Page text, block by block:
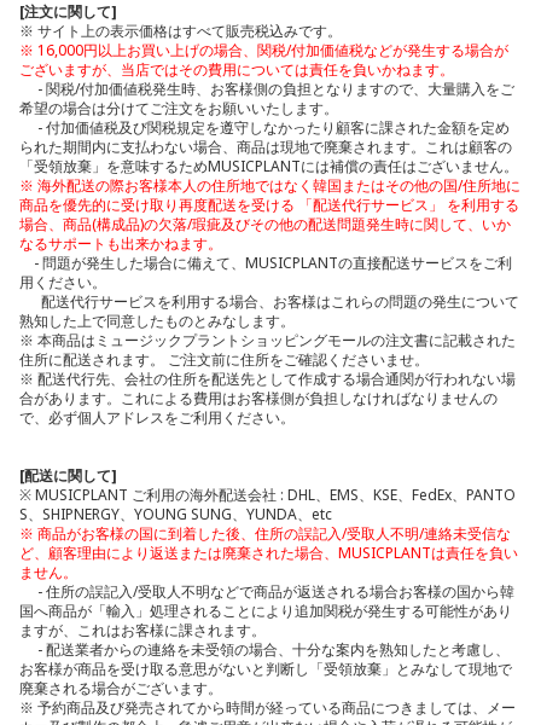
[注文に関して]
※ サイト上の表示価格はすべて販売税込みです。
※ 16,000円以上お買い上げの場合、関税/付加価値税などが発生する場合が
ございますが、当店ではその費用については責任を負いかねます。
- 関税/付加価値税発生時、お客様側の負担となりますので、大量購入をご
希望の場合は分けてご注文をお願いいたします。
- 付加価値税及び関税規定を遵守しなかったり顧客に課された金額を定め
られた期間内に支払わない場合、商品は現地で廃棄されます。これは顧客の
「受領放棄」を意味するためMUSICPLANTには補償の責任はございません。
※ 海外配送の際お客様本人の住所地ではなく韓国またはその他の国/住所地に
商品を優先的に受け取り再度配送を受ける
「配送代行サービス」
を利用する
場合、商品(構成品)の欠落/瑕疵及びその他の配送問題発生時に関して、いか
なるサポートも出来かねます。
- 問題が発生した場合に備えて、MUSICPLANTの直接配送サービスをご利
用ください。
配送代行サービスを利用する場合、お客様はこれらの問題の発生について
熟知した上で同意したものとみなします。
※ 本商品はミュージックプラントショッピングモールの注文書に記載された
住所に配送されます。 ご注文前に住所をご確認くださいませ。
※ 配送代行先、会社の住所を配送先として作成する場合通関が行われない場
合があります。これによる費用はお客様側が負担しなければなりませんの
で、必ず個人アドレスをご利用ください。
[配送に関して]
※ MUSICPLANT ご利用の海外配送会社 : DHL、EMS、KSE、FedEx、PANTO
S、SHIPNERGY、YOUNG SUNG、YUNDA、etc
※ 商品がお客様の国に到着した後、住所の誤記入/受取人不明/連絡未受信な
ど、顧客理由により返送または廃棄された場合、MUSICPLANTは責任を負い
ません。
- 住所の誤記入/受取人不明などで商品が返送される場合お客様の国から韓
国へ商品が「輸入」処理されることにより追加関税が発生する可能性があり
ますが、これはお客様に課されます。
- 配送業者からの連絡を未受領の場合、十分な案内を熟知したと考慮し、
お客様が商品を受け取る意思がないと判断し「受領放棄」とみなして現地で
廃棄される場合がございます。
※ 予約商品及び発売されてから時間が経っている商品につきましては、メー